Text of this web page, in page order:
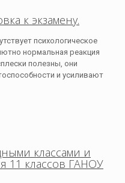
к экзамену.
психологическое
нормальная реакция
полезны, они
и усиливают
классами и
11 классов ГАНОУ